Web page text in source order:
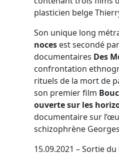
plasticien belge
Son unique long
noces est secondé
documentaires Des
confrontation
rituels de la mort de
son premier film
ouverte sur les
documentaire sur
schizophrène
15.09.2021 – Sortie